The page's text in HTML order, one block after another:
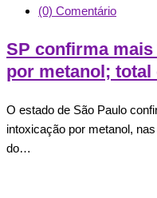
(0) Comentário
SP confirma
por metanol; total
O estado de São Paulo
intoxicação por metanol,
do…